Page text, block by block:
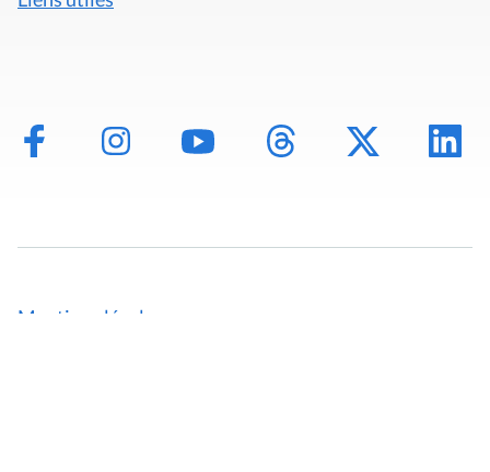
Mentions légales